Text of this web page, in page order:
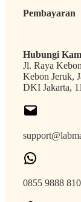
Pembayaran
Hubungi
Jl. Raya
Kebon Jeruk,
DKI Jakarta,
0855 9888 810